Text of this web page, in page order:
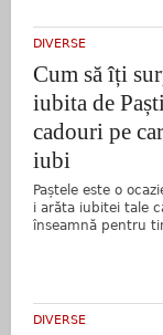
DIVERSE
Cum să îți
iubita de
cadouri pe
iubi
Paștele este o
i arăta iubitei tale
înseamnă pentru
DIVERSE